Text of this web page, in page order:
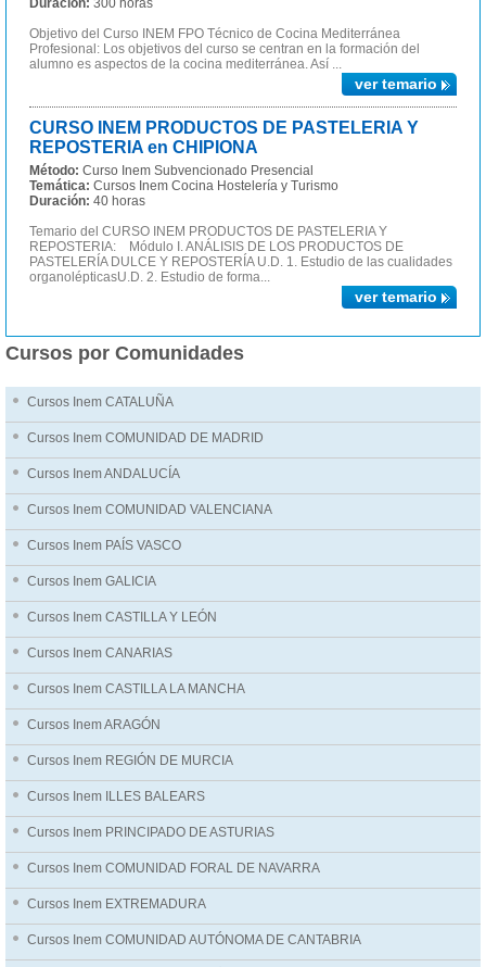
Duración: 300 horas
Objetivo del Curso INEM FPO Técnico de Cocina Mediterránea
Profesional: Los objetivos del curso se centran en la formación del
alumno es aspectos de la cocina mediterránea. Así ...
ver temario
CURSO INEM PRODUCTOS DE PASTELERIA Y
REPOSTERIA en CHIPIONA
Método: Curso Inem Subvencionado Presencial
Temática: Cursos Inem Cocina Hostelería y Turismo
Duración: 40 horas
Temario del CURSO INEM PRODUCTOS DE PASTELERIA Y
REPOSTERIA: Módulo I. ANÁLISIS DE LOS PRODUCTOS DE
PASTELERÍA DULCE Y REPOSTERÍA U.D. 1. Estudio de las cualidades
organolépticasU.D. 2. Estudio de forma...
ver temario
Cursos por Comunidades
Cursos Inem CATALUÑA
Cursos Inem COMUNIDAD DE MADRID
Cursos Inem ANDALUCÍA
Cursos Inem COMUNIDAD VALENCIANA
Cursos Inem PAÍS VASCO
Cursos Inem GALICIA
Cursos Inem CASTILLA Y LEÓN
Cursos Inem CANARIAS
Cursos Inem CASTILLA LA MANCHA
Cursos Inem ARAGÓN
Cursos Inem REGIÓN DE MURCIA
Cursos Inem ILLES BALEARS
Cursos Inem PRINCIPADO DE ASTURIAS
Cursos Inem COMUNIDAD FORAL DE NAVARRA
Cursos Inem EXTREMADURA
Cursos Inem COMUNIDAD AUTÓNOMA DE CANTABRIA